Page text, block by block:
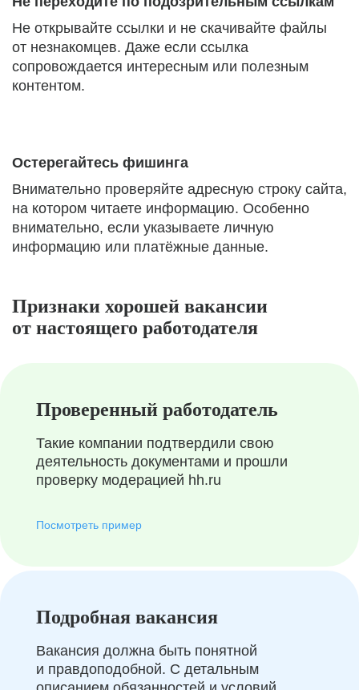
Не открывайте ссылки и не скачивайте файлы
от незнакомцев. Даже если ссылка
сопровождается интересным или полезным
контентом.
Остерегайтесь фишинга
Внимательно проверяйте адресную строку сайта,
на котором читаете информацию. Особенно
внимательно, если указываете личную
информацию или платёжные данные.
Признаки хорошей вакансии
от настоящего работодателя
Проверенный работодатель
Такие компании подтвердили свою
деятельность документами и прошли
проверку модерацией hh.ru
Посмотреть пример
Подробная вакансия
Вакансия должна быть понятной
и правдоподобной. С детальным